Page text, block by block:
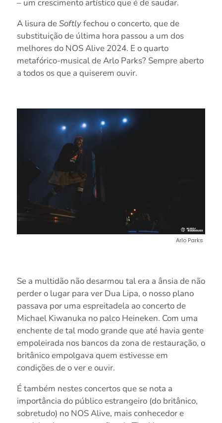
– um crescimento artístico que é de saudar.
A lisura deSoftlyfechou o concerto, que de
substituição de última hora passou a um dos
melhores do NOS Alive 2024. E o quarto
metafórico-musical de Arlo Parks? Sempre aberto
a todos os que a quiserem ouvir.
Arlo Parks
Se a multidão não desarmou tal era a ânsia de não
perder o lugar para ver Dua Lipa, o nosso plano
passava por uma espreitadela ao concerto de
Michael Kiwanuka no palco Heineken. Com uma
enchente de tal modo grande que até havia gente
empoleirada nos bancos da zona de restauração, o
britânico empolgava quem estivesse em
condições de o ver e ouvir.
É também nestes concertos que se nota a
importância do público estrangeiro (do britânico,
sobretudo) no NOS Alive, mais conhecedor e